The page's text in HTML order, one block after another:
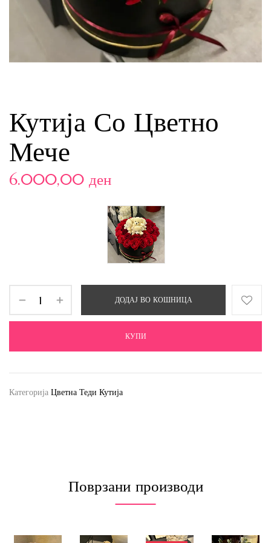
Кутија Со Цветно
Мече
6.000,00 ден
ДОДАЈ ВО КОШНИЦА
КУПИ
Категорија Цветна Теди Кутија
Поврзани производи